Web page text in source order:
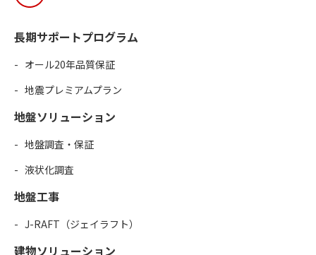
長期サポートプログラム
オール20年品質保証
地震プレミアムプラン
地盤ソリューション
地盤調査・保証
液状化調査
地盤工事
J-RAFT（ジェイラフト）
建物ソリューション